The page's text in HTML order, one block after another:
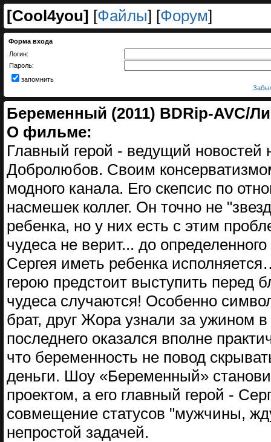
[Cool4you] [Файлы] [Форум]
Форма входа
Логин:
Пароль:
запомнить
Беременный (2011) BDRip-AVC/
О фильме:
Главный герой - ведущий
Добролюбов. Своим
модного канала. Его скепсис по
насмешек коллег. Он точно не
ребенка, но у них есть с этим
чудеса не верит... до
Сергея иметь ребенка
герою предстоит выступить перед
чудеса случаются! Особенно
брат, друг Жора узнали за ужином
последнего оказался вполне
что беременность не повод
деньги. Шоу «Беременный»
проектом, а его главный герой -
совмещение статусов "мужчины,
непростой задачей.